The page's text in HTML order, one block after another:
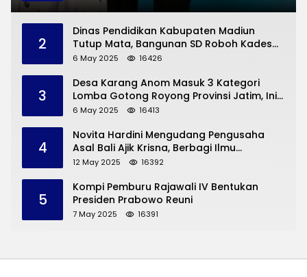
2
Dinas Pendidikan Kabupaten Madiun
Tutup Mata, Bangunan SD Roboh Kades
Dermorejo Bangun Pakai Dana Pribadi
6 May 2025 16426
3
Desa Karang Anom Masuk 3 Kategori
Lomba Gotong Royong Provinsi Jatim, Ini
yang Disampaikan Sekda Trenggalek
6 May 2025 16413
4
Novita Hardini Mengudang Pengusaha
Asal Bali Ajik Krisna, Berbagi Ilmu
Pengembangan Pariwisata dan UMKM
12 May 2025 16392
5
Kompi Pemburu Rajawali IV Bentukan
Presiden Prabowo Reuni
7 May 2025 16391